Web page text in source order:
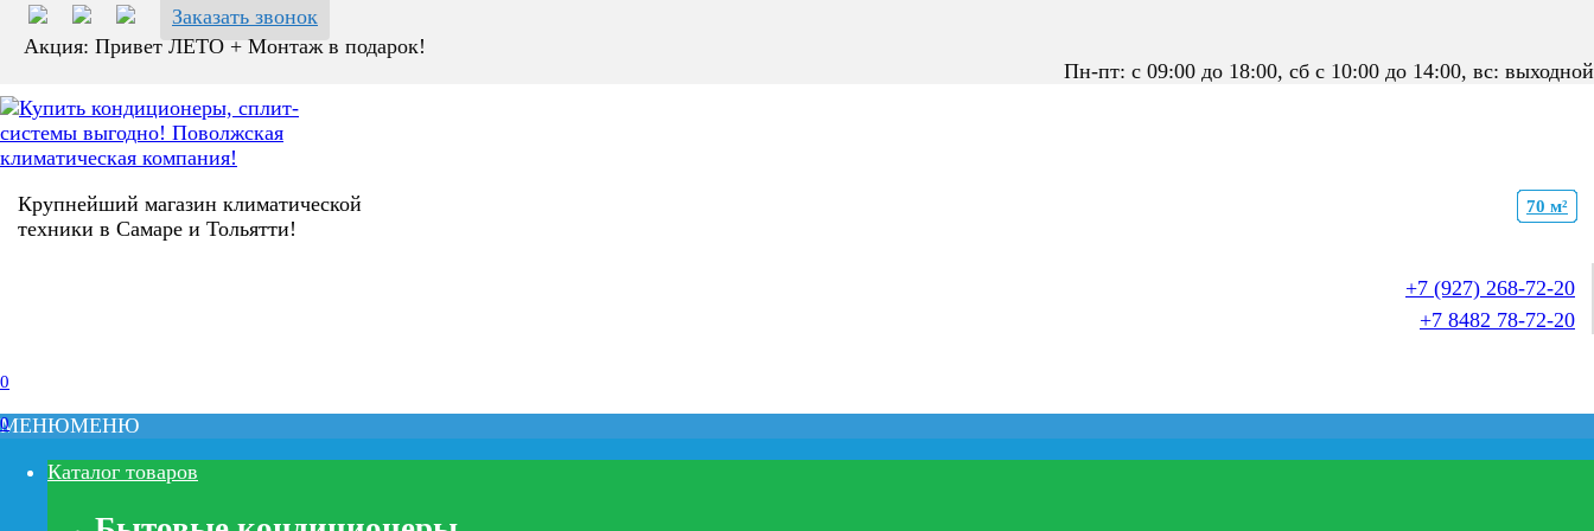
Перейти
содержанию
Заказать звонок
Акция: Привет ЛЕТО + Монтаж в подарок!
Пн-пт: с 09:00 до 18:00, сб с 10:00 до 14:00, вс: выходной
Крупнейший магазин климатической
техники в Самаре и Тольятти!
+7 (927) 268-72-20
+7 8482 78-72-20
0
0
МЕНЮМЕНЮ
Каталог товаров
21 м²
27 м²
35 м²
27 м²
27 м²
35 м²
35 м²
35 м²
27 м²
35 м²
50 м²
50 м²
70 м²
50 м²
70 м²